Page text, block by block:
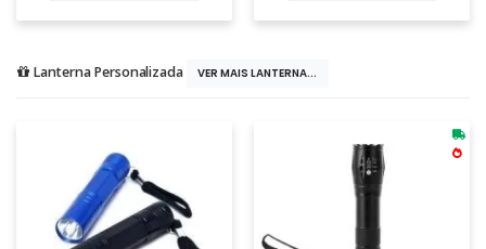
Lanterna Personalizada VER MAIS LANTERNA...